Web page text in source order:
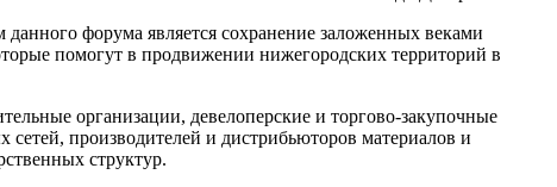
форума является сохранение заложенных веками
помогут в продвижении нижегородских территорий в
организации, девелоперские и торгово-закупочные
производителей и дистрибьюторов материалов и
структур.